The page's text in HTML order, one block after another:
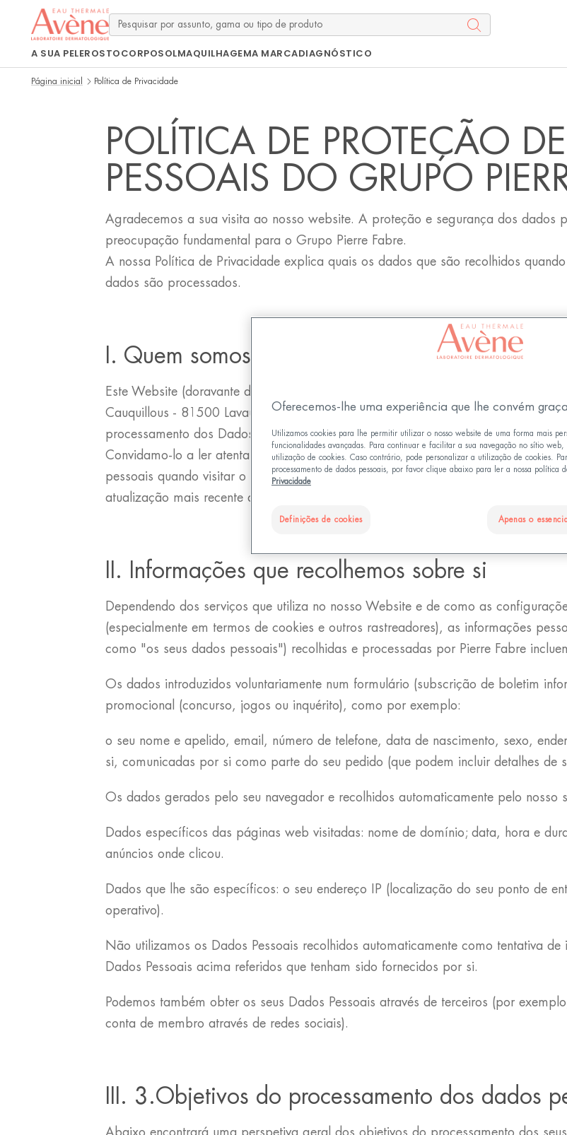
A SUA PELEROSTOCORPOSOLMAQUILHAGEMA MARCADIAGNÓSTICO
Página inicial Política de Privacidade
POLÍTICA DE PROTEÇÃO
PESSOAIS DO GRUPO
Agradecemos a sua visita ao nosso website. A proteção e segurança dos dados
preocupação fundamental para o Grupo Pierre Fabre.
A nossa Política de Privacidade explica quais os dados que são recolhidos
dados são processados.
I. Quem somos?
Este Website (doravante designado por "www.eau-thermale-avene.pt"), é gerido
Cauquillous - 81500 Lavaur - France (doravante designado por "Pierre Fabre"
processamento dos Dados Pessoais que possam ser recolhidos de si no Website
Convidamo-lo a ler atentamente esta Política de Privacidade para conhecer as
pessoais quando visitar o nosso Website. Note que esta pode ser atualizada a
atualização mais recente aparecerá nesta página. Convidamo-lo, portanto, a
II. Informações que recolhemos sobre si
Dependendo dos serviços que utiliza no nosso Website e de como as
(especialmente em termos de cookies e outros rastreadores), as informações
como "os seus dados pessoais") recolhidas e processadas por Pierre Fabre
Os dados introduzidos voluntariamente num formulário (subscrição de boletim
promocional (concurso, jogos ou inquérito), como por exemplo:
o seu nome e apelido, email, número de telefone, data de nascimento, sexo,
si, comunicadas por si como parte do seu pedido (que podem incluir detalhes de
Os dados gerados pelo seu navegador e recolhidos automaticamente pelo nosso
Dados específicos das páginas web visitadas: nome de domínio; data, hora e
anúncios onde clicou.
Dados que lhe são específicos: o seu endereço IP (localização do seu ponto de
operativo).
Não utilizamos os Dados Pessoais recolhidos automaticamente como tentativa
Dados Pessoais acima referidos que tenham sido fornecidos por si.
Podemos também obter os seus Dados Pessoais através de terceiros (por
conta de membro através de redes sociais).
III. 3.Objetivos do processamento dos dados
Abaixo encontrará uma perspetiva geral dos objetivos do processamento dos
Oferecemos-lhe uma experiência que lhe convém
Utilizamos cookies para lhe permitir utilizar o nosso website de uma forma mais
funcionalidades avançadas. Para continuar e facilitar a sua navegação no sítio
utilização de cookies. Caso contrário, pode personalizar a utilização de cookies.
processamento de dados pessoais, por favor clique abaixo para ler a nossa política
Privacidade
Definições de cookies Apenas o